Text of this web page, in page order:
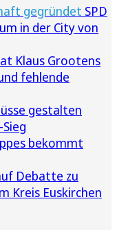
gegründet SPD
in der City von
Klaus Grootens
fehlende
gestalten
bekommt
Debatte zu
Kreis Euskirchen